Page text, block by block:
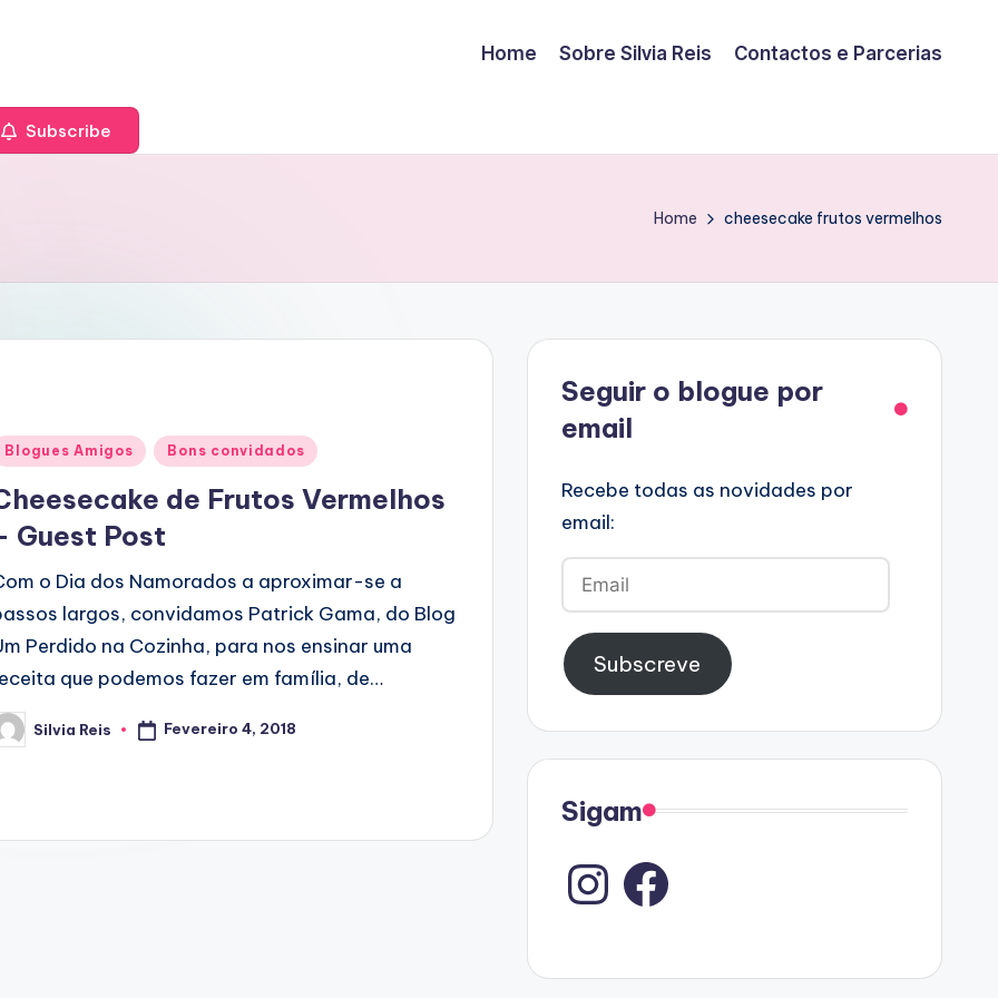
Home Sobre Silvia Reis Contactos e Parcerias
Subscribe
Home cheesecake frutos vermelhos
Blogues Amigos Bons convidados
de Frutos Vermelhos
Guest Post
o Dia dos Namorados a aproximar-se a
largos, convidamos Patrick Gama, do Blog
Perdido na Cozinha, para nos ensinar uma
que podemos fazer em família, de…
Silvia Reis Fevereiro 4, 2018
Seguir o blogue por
email
Recebe todas as novidades por
email:
Email
Subscreve
Sigam
Instagram